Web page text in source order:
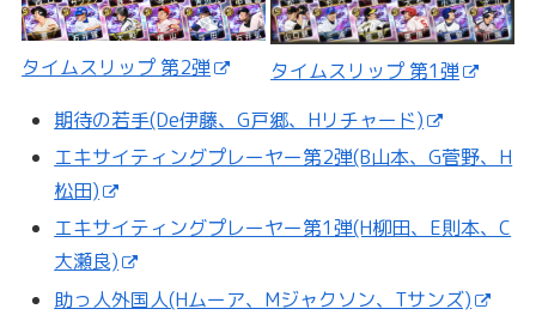
タイムスリップ 第2弾
タイムスリップ 第1弾
期待の若手(De伊藤、G戸郷、Hリチャード)
エキサイティングプレーヤー第2弾(B山本、G菅野、H
松田)
エキサイティングプレーヤー第1弾(H柳田、E則本、C
大瀬良)
助っ人外国人(Hムーア、Mジャクソン、Tサンズ)